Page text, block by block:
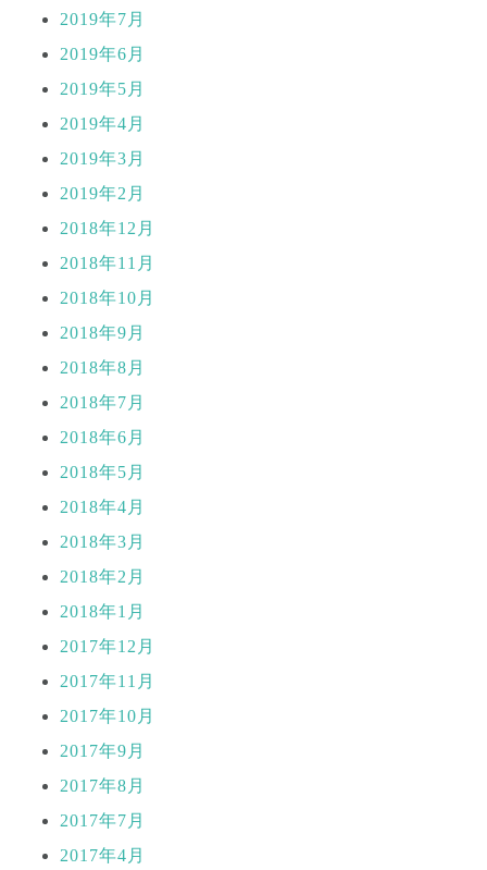
2019年7月
2019年6月
2019年5月
2019年4月
2019年3月
2019年2月
2018年12月
2018年11月
2018年10月
2018年9月
2018年8月
2018年7月
2018年6月
2018年5月
2018年4月
2018年3月
2018年2月
2018年1月
2017年12月
2017年11月
2017年10月
2017年9月
2017年8月
2017年7月
2017年4月